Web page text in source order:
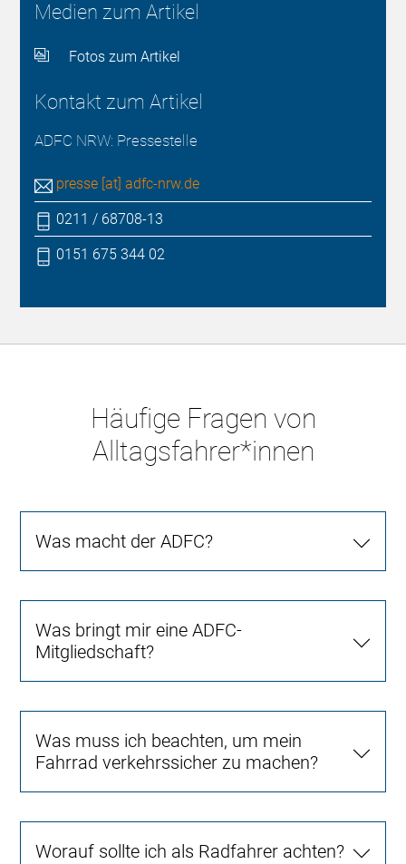
Medien zum Artikel
Fotos zum Artikel
Kontakt zum Artikel
ADFC NRW: Pressestelle
presse [at] adfc-nrw.de
0211 / 68708-13
0151 675 344 02
Häufige Fragen von
Alltagsfahrer*innen
Was macht der ADFC?
Was bringt mir eine ADFC-
Mitgliedschaft?
Was muss ich beachten, um mein
Fahrrad verkehrssicher zu machen?
Worauf sollte ich als Radfahrer achten?